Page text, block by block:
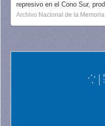
represivo en el Cono Sur,
Archivo Nacional de la Memoria